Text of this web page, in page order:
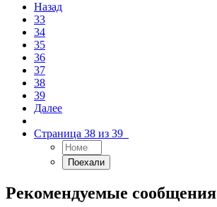
Назад
33
34
35
36
37
38
39
Далее
Страница 38 из 39
Рекомендуемые сообщения